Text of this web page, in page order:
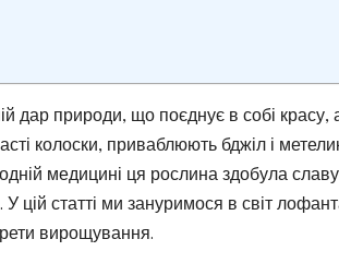
дар природи, що поєднує в собі красу,
колоски, приваблюють бджіл і
медицині ця рослина здобула славу
цій статті ми зануримося в світ
вирощування.